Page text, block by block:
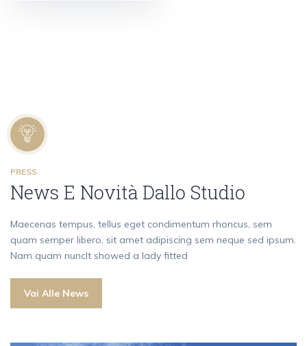
PRESS
News E Novità Dallo Studio
Maecenas tempus, tellus eget condimentum rhoncus, sem
quam semper libero, sit amet adipiscing sem neque sed ipsum.
Nam quam nuncIt showed a lady fitted
Vai Alle News